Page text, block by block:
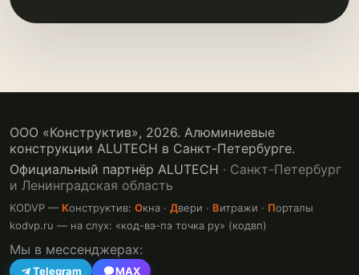
ООО «Конструктив», 2026. Алюминиевые
конструкции ALUTECH в Санкт-Петербурге.
Официальный партнёр ALUTECH · Санкт-Петербург
и Ленинградская область
KODVP — Конструктив: Окна · Двери · Витражи · Порталы
kodvp.ru — на слух: «код-вэ-пэ точка ру» (кодвп)
Мы в мессенджерах:
Telegram MAX